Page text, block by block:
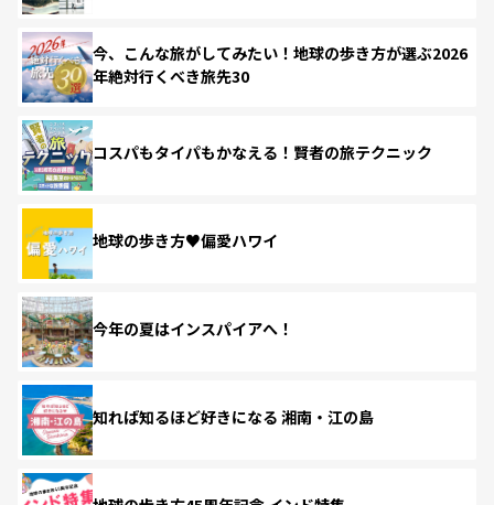
今、こんな旅がしてみたい！地球の歩き方が選ぶ2026
年絶対行くべき旅先30
コスパもタイパもかなえる！賢者の旅テクニック
地球の歩き方♥偏愛ハワイ
今年の夏はインスパイアへ！
知れば知るほど好きになる 湘南・江の島